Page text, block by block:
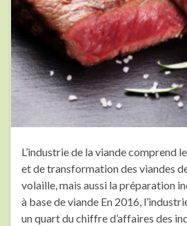
L’industrie de la viande comprend
et de transformation des viandes
volaille, mais aussi la préparation
à base de viande En 2016,
un quart du chiffre d’affaires des